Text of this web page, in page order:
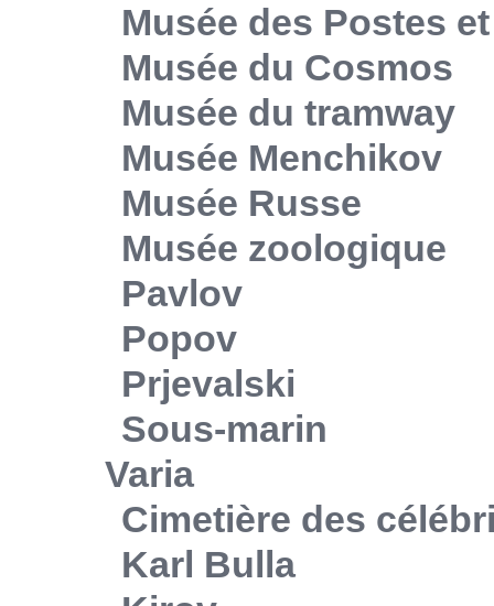
Musée des Postes
Musée du Cosmos
Musée du tramway
Musée Menchikov
Musée Russe
Musée zoologique
Pavlov
Popov
Prjevalski
Sous-marin
Varia
Cimetière des
Karl Bulla